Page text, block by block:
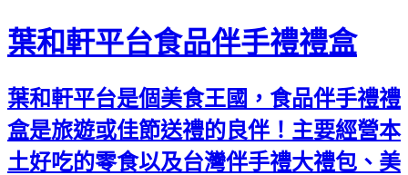
葉和軒平台食品伴手禮禮盒
葉和軒平台是個美食王國，食品伴手禮禮
盒是旅遊或佳節送禮的良伴！主要經營本
土好吃的零食以及台灣伴手禮大禮包、美